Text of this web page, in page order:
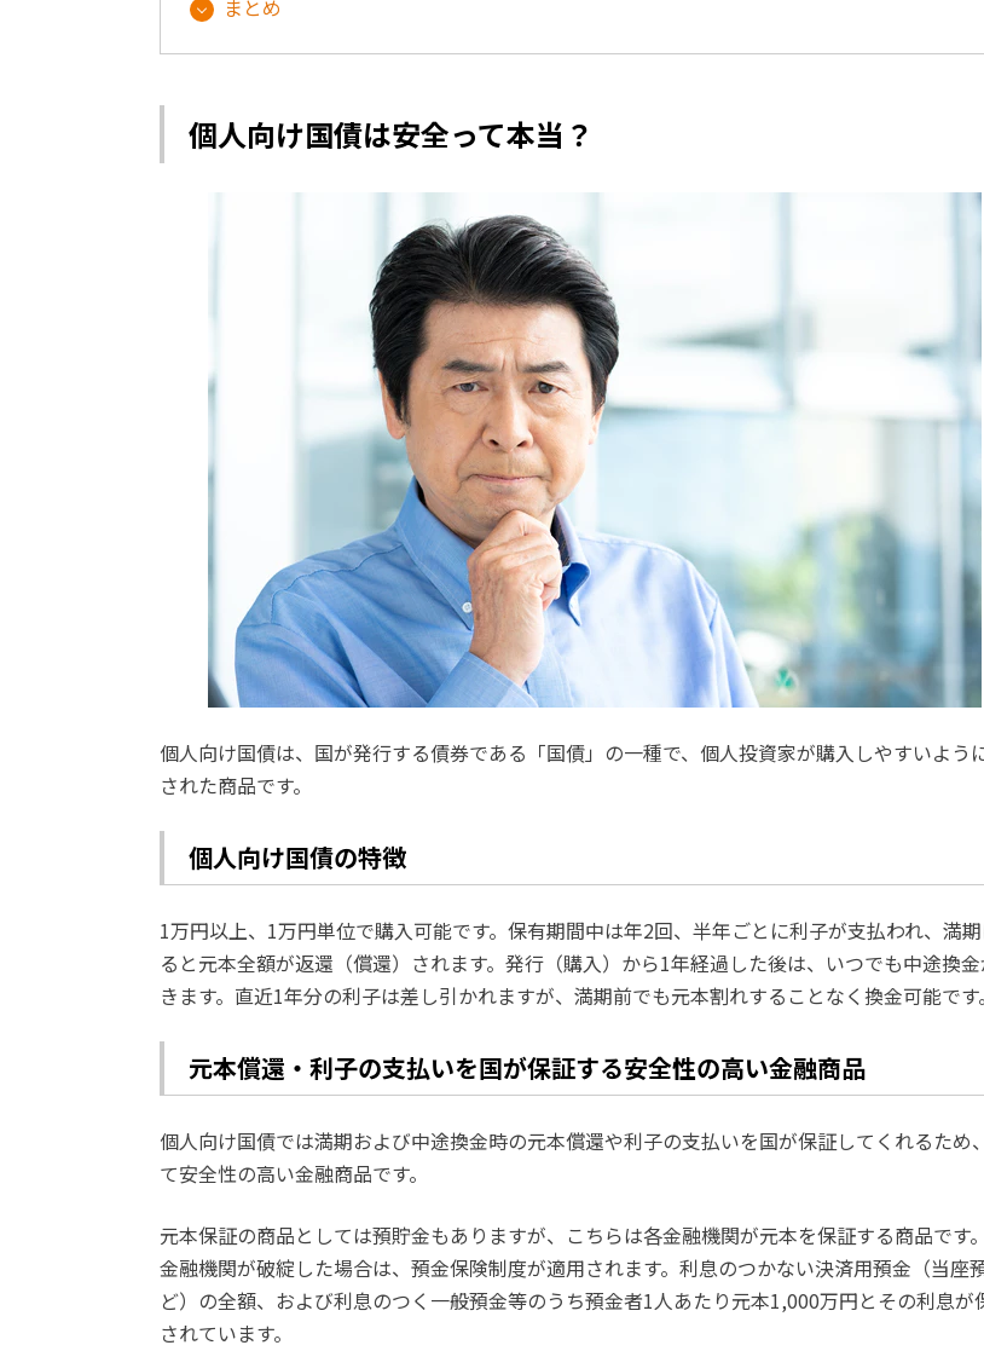
まとめ
個人向け国債は安全って本当？
個人向け国債は、国が発行する債券である「国債」の一種で、個人投資家が購入しやすいよう
された商品です。
個人向け国債の特徴
1万円以上、1万円単位で購入可能です。保有期間中は年2回、半年ごとに利子が支払われ、満
ると元本全額が返還（償還）されます。発行（購入）から1年経過した後は、いつでも中途換
きます。直近1年分の利子は差し引かれますが、満期前でも元本割れすることなく換金可能です。
元本償還・利子の支払いを国が保証する安全性の高い金融商品
個人向け国債では満期および中途換金時の元本償還や利子の支払いを国が保証してくれるため
て安全性の高い金融商品です。
元本保証の商品としては預貯金もありますが、こちらは各金融機関が元本を保証する商品です
金融機関が破綻した場合は、預金保険制度が適用されます。利息のつかない決済用預金（当座
ど）の全額、および利息のつく一般預金等のうち預金者1人あたり元本1,000万円とその利息が
されています。